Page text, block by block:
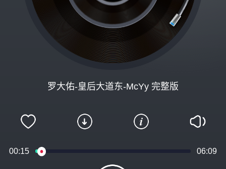
罗大佑-皇后大道东-McYy 完整版
00:15 06:09